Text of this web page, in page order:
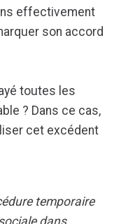
effectivement
son accord
toutes les
? Dans ce cas,
cet excédent
temporaire